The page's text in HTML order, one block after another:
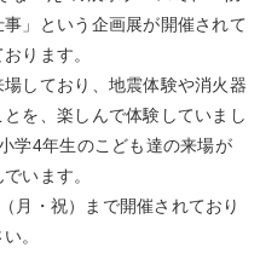
」という企画展が開催されて
おります。
しており、地震体験や消火器
を、楽しんで体験していまし
学4年生のこども達の来場が
でいます。
月・祝）まで開催されており
。